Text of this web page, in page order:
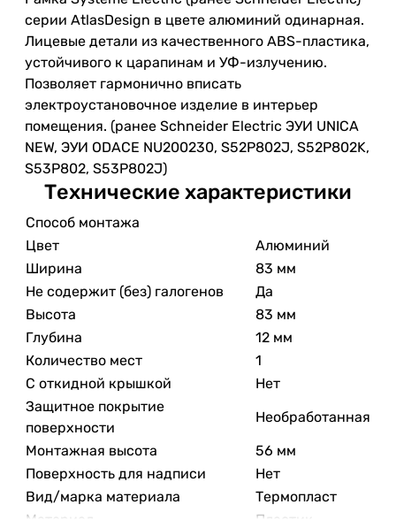
серии AtlasDesign в цвете алюминий одинарная.
Лицевые детали из качественного ABS-пластика,
устойчивого к царапинам и УФ-излучению.
Позволяет гармонично вписать
электроустановочное изделие в интерьер
помещения. (ранее Schneider Electric ЭУИ UNICA
NEW, ЭУИ ODACE NU200230, S52P802J, S52P802K,
S53P802, S53P802J)
Технические характеристики
Способ монтажа
Цвет
Алюминий
Ширина
83 мм
Не содержит (без) галогенов
Да
Высота
83 мм
Глубина
12 мм
Количество мест
1
С откидной крышкой
Нет
Защитное покрытие
поверхности
Необработанная
Монтажная высота
56 мм
Поверхность для надписи
Нет
Вид/марка материала
Термопласт